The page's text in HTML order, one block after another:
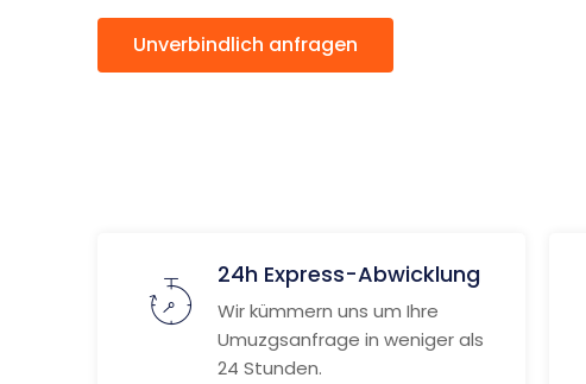
Unverbindlich anfragen
24h Express-Abwicklung
Wir kümmern uns um Ihre
Umuzgsanfrage in weniger als
24 Stunden.